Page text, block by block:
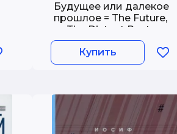
Будущее или далекое
прошлое = The Future,
or The Distant Past: два
эссе об античности на
рус., англ.яз. Бродский
И.А.
Купить